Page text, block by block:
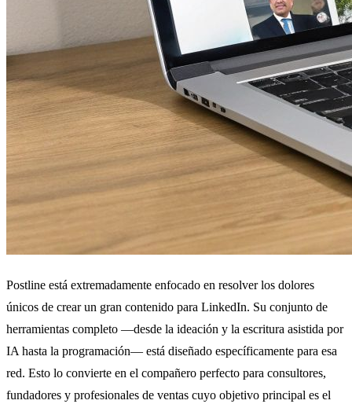
Postline está extremadamente enfocado en resolver los dolores
únicos de crear un gran contenido para LinkedIn. Su conjunto de
herramientas completo —desde la ideación y la escritura asistida por
IA hasta la programación— está diseñado específicamente para esa
red. Esto lo convierte en el compañero perfecto para consultores,
fundadores y profesionales de ventas cuyo objetivo principal es el